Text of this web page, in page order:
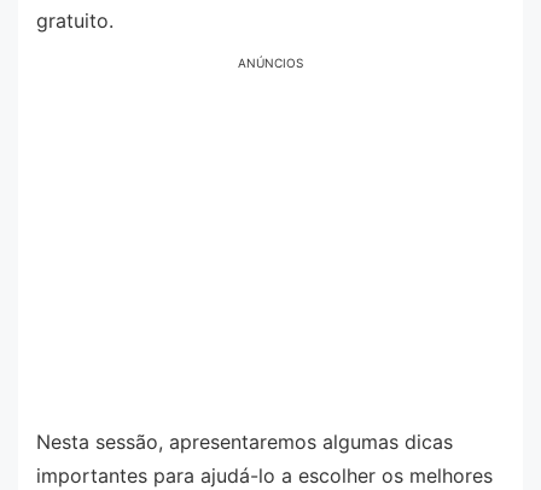
gratuito.
ANÚNCIOS
Nesta sessão, apresentaremos algumas dicas
importantes para ajudá-lo a escolher os melhores